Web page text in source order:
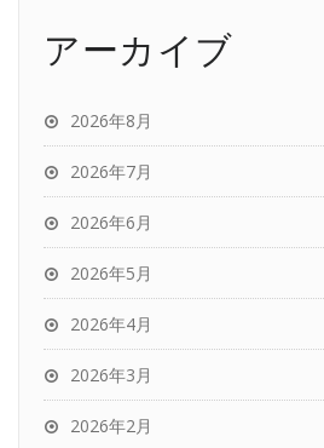
アーカイブ
2026年8月
2026年7月
2026年6月
2026年5月
2026年4月
2026年3月
2026年2月